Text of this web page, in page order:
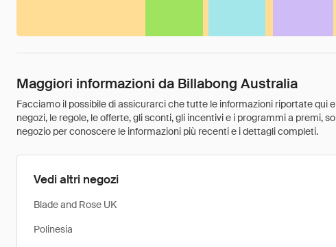
Maggiori informazioni da Billabong Australia
Facciamo il possibile di assicurarci che tutte le informazioni riportate
negozi, le regole, le offerte, gli sconti, gli incentivi e i programmi a premi,
negozio per conoscere le informazioni più recenti e i dettagli completi.
Vedi altri negozi
Blade and Rose UK
Polinesia